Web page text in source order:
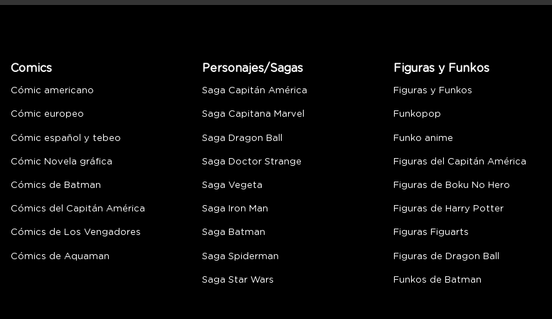
Comics
Cómic americano
Cómic europeo
Cómic español y tebeo
Cómic Novela gráfica
Cómics de Batman
Cómics del Capitán América
Cómics de Los Vengadores
Cómics de Aquaman
Personajes/Sagas
Saga Capitán América
Saga Capitana Marvel
Saga Dragon Ball
Saga Doctor Strange
Saga Vegeta
Saga Iron Man
Saga Batman
Saga Spiderman
Saga Star Wars
Figuras y Funkos
Figuras y Funkos
Funkopop
Funko anime
Figuras del Capitán América
Figuras de Boku No Hero
Figuras de Harry Potter
Figuras Figuarts
Figuras de Dragon Ball
Funkos de Batman